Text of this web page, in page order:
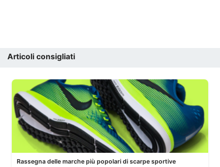
Articoli consigliati
Rassegna delle marche più popolari di scarpe sportive